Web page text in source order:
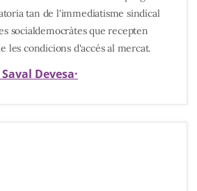
tan de l'immediatisme sindical
socialdemocràtes que recepten
les condicions d'accés al mercat.
Devesa·